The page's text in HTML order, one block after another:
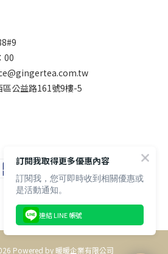
00
區公益路161號9樓-5
Powered by 暖暖企業有限公司
訂閱我取得更多優惠內容
訂閱我，您可即時收到相關優惠或
是活動通知。
連結 LINE 帳號